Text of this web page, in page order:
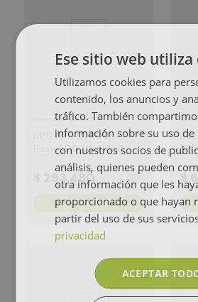
Referencia:BV800
UPS APC BV800
Easy 800 VA AVR
293 480
COMPRAR
Ese sitio web utiliza
Utilizamos cookies para
contenido, los anuncios y
tráfico. También
información sobre su uso
con nuestros socios de
análisis, quienes pueden
otra información que les
proporcionado o que hayan
partir del uso de sus
privacidad
ACEPTAR